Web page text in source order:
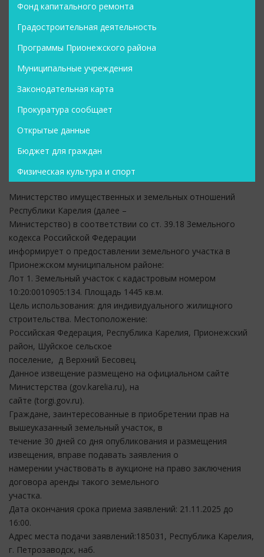
Фонд капитального ремонта
Градостроительная деятельность
Программы Прионежского района
Муниципальные учреждения
Законодательная карта
Прокуратура сообщает
Открытые данные
Бюджет для граждан
Физическая культура и спорт
Министерство имущественных и земельных отношений
Республики Карелия (далее –
Министерство) в соответствии со ст. 39.18 Земельного
кодекса Российской Федерации
информирует о предоставлении земельного участка в
Прионежском муниципальном районе:
Лот 1. Земельный участок с кадастровым номером
10:20:0010905:134. Площадь 1445 кв.м.
Цель использования: для индивидуального жилищного
строительства. Местоположение:
Российская Федерация, Республика Карелия, Прионежский
район, Шуйское сельское
поселение, д Верхний Бесовец.
Данное извещение размещено на официальном сайте
Министерства (gov.karelia.ru), на
сайте (torgi.gov.ru).
Граждане, заинтересованные в приобретении прав на
вышеуказанный земельный участок, в
течение 30 дней со дня опубликования и размещения
извещения, вправе подавать заявления о
намерении участвовать в аукционе на право заключения
договора аренды такого земельного
участка.
Дата окончания срока приема заявлений: 21.11.2025 до
16:00.
Адрес места подачи заявлений:185031, Республика Карелия,
г. Петрозаводск, наб.